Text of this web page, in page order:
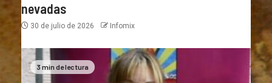
nevadas
30 de julio de 2026 Infomix
3 min de lectura